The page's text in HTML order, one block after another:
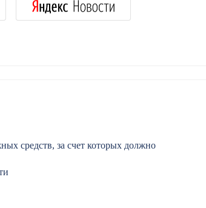
средств, за счет которых должно